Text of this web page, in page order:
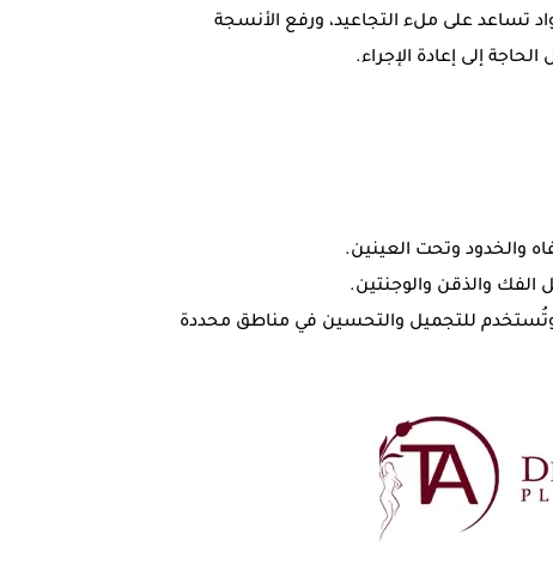
تساعد على ملء التجاعيد، ورفع الأنسجة
إلى إعادة الإجراء.
والخدود وتحت العينين.
الفك والذقن والوجنتين.
وتُستخدم للتجميل والتحسين في مناطق محددة